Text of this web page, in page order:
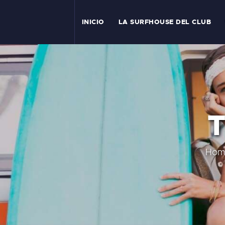
INICIO LA SURFHOUSE DEL CLUB